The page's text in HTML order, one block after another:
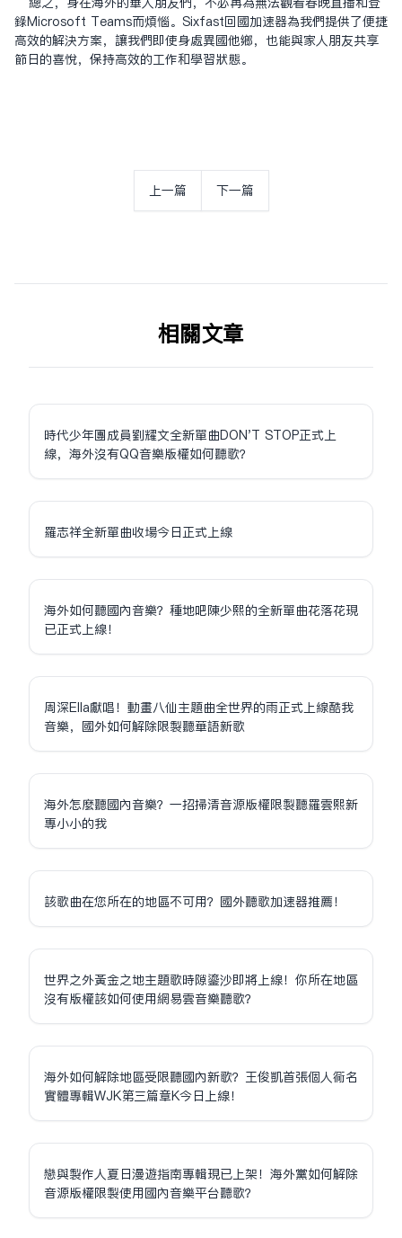
录Microsoft Teams而烦恼。Sixfast回国加速器为我们提供了便捷
高效的解决方案，让我们即使身处异国他乡，也能与家人朋友共享
节日的喜悦，保持高效的工作和学习状态。
上一篇 下一篇
相关文章
時代少年團成員劉耀文全新單曲DON'T STOP正式上
線，海外沒有QQ音樂版權如何聽歌？
羅志祥全新單曲收場今日正式上線
海外如何聽國內音樂？種地吧陳少熙的全新單曲花落花現
已正式上線！
周深Ella獻唱！動畫八仙主題曲全世界的雨正式上線酷我
音樂，國外如何解除限制聽華語新歌
海外怎麼聽國內音樂？一招掃清音源版權限制聽羅雲熙新
專小小的我
該歌曲在您所在的地區不可用？國外聽歌加速器推薦！
世界之外黃金之地主題歌時隙鎏沙即將上線！你所在地區
沒有版權該如何使用網易雲音樂聽歌？
海外如何解除地區受限聽國內新歌？王俊凱首張個人同名
實體專輯WJK第三篇章K今日上線！
戀與製作人夏日漫遊指南專輯現已上架！海外黨如何解除
音源版權限制使用國內音樂平台聽歌？